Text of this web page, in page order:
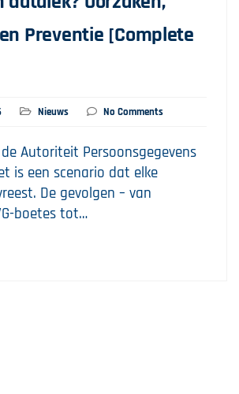
Preventie [Complete
Nieuws No Comments
Autoriteit Persoonsgegevens
is een scenario dat elke
De gevolgen – van
boetes tot…